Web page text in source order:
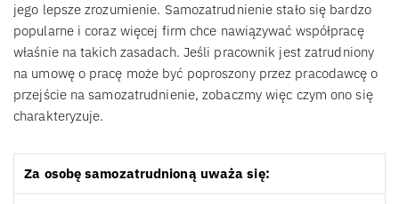
jego lepsze zrozumienie. Samozatrudnienie stało się bardzo
popularne i coraz więcej firm chce nawiązywać współpracę
właśnie na takich zasadach. Jeśli pracownik jest zatrudniony
na umowę o pracę może być poproszony przez pracodawcę o
przejście na samozatrudnienie, zobaczmy więc czym ono się
charakteryzuje.
Za osobę samozatrudnioną uważa się: